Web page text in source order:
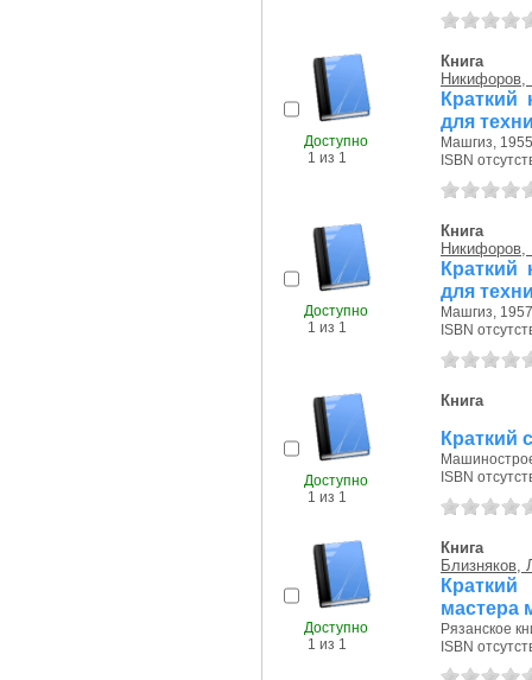
Доступно
1 из 1
Книга
Краткий
для
Машгиз, 1955
ISBN
Доступно
1 из 1
Книга
Краткий
для
Машгиз, 1957
ISBN
Доступно
1 из 1
Книга
Краткий
ISBN
Доступно
1 из 1
Книга
Близняков,
Краткий
мастера
Рязанское
ISBN